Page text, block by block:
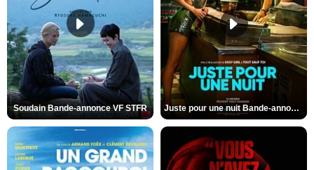
Soudain Bande-annonce VF STFR Juste pour une nuit Bande-annonce VO STFR